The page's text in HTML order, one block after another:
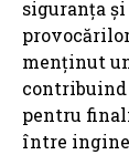
siguranța
menținut
pentru
între